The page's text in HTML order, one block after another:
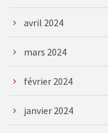
avril 2024
mars 2024
février 2024
janvier 2024